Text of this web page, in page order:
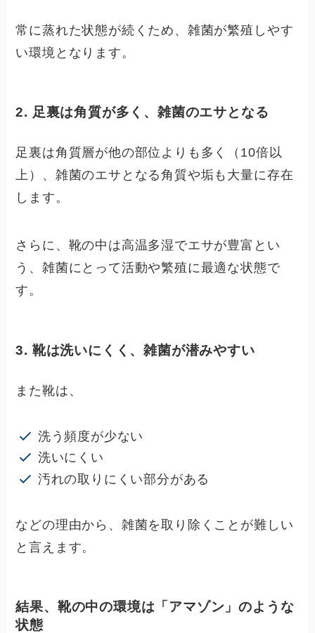
常に蒸れた状態が続くため、雑菌が繁殖しやす
い環境となります。
2. 足裏は角質が多く、雑菌のエサとなる
足裏は角質層が他の部位よりも多く（10倍以
上）、雑菌のエサとなる角質や垢も大量に存在
します。
さらに、靴の中は高温多湿でエサが豊富とい
う、雑菌にとって活動や繁殖に最適な状態で
す。
3. 靴は洗いにくく、雑菌が潜みやすい
また靴は、
洗う頻度が少ない
洗いにくい
汚れの取りにくい部分がある
などの理由から、雑菌を取り除くことが難しい
と言えます。
結果、靴の中の環境は「アマゾン」のような
状態